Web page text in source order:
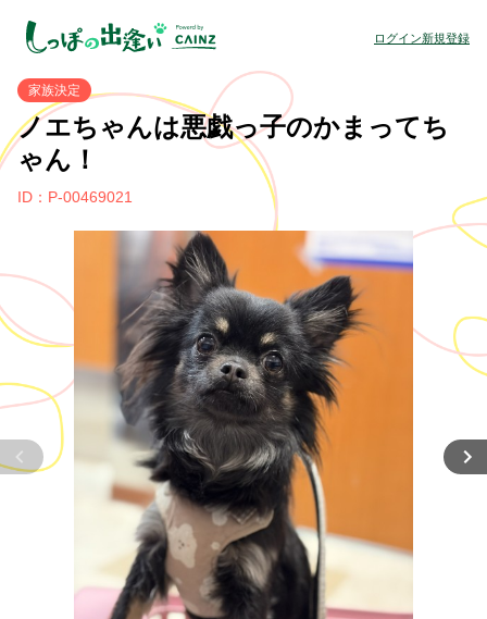
ログイン新規登録
家族決定
ノエちゃんは悪戯っ子のかまってち
ゃん！
ID：P-00469021